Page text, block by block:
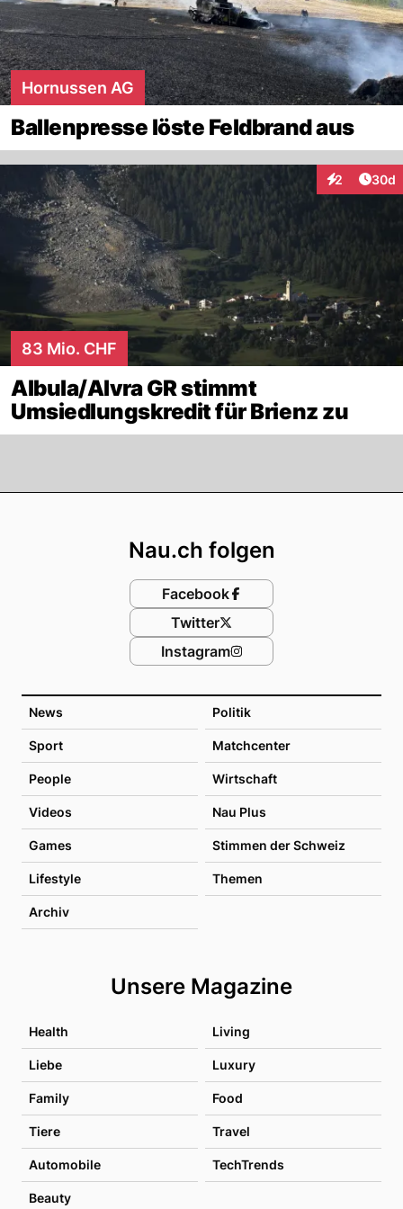
Hornussen AG
Ballenpresse löste Feldbrand aus
2
Interaktionen
30d
83 Mio. CHF
Albula/Alvra GR stimmt
Umsiedlungskredit für Brienz zu
News Politik
Sport Matchcenter
People Wirtschaft
Videos Nau Plus
Games Stimmen der Schweiz
Lifestyle Themen
Archiv
Unsere Magazine
Health Living
Liebe Luxury
Family Food
Tiere Travel
Automobile TechTrends
Beauty
Nau.ch folgen
Facebook
Twitter
Instagram